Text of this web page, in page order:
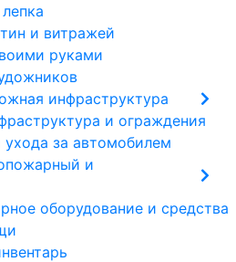
и витражей
руками
инфраструктура
и ограждения
ухода за автомобилем
и
оборудование и средства